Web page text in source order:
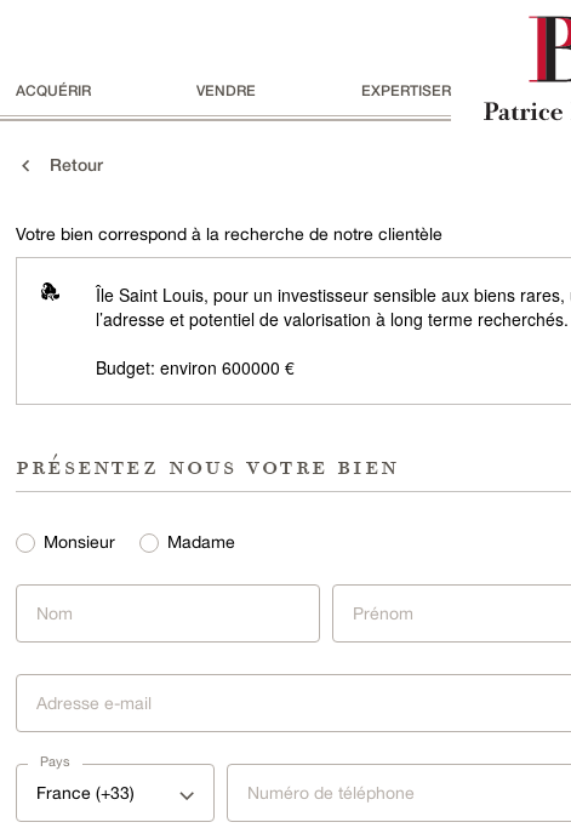
ACQUÉRIR VENDRE EXPERTISER
Retour
Votre bien correspond à la recherche de notre clientèle
Île Saint Louis, pour un investisseur sensible aux biens
l’adresse et potentiel de valorisation à long terme
Budget: environ 600000 €
présentez nous votre bien
Monsieur Madame
Pays
France (+33)